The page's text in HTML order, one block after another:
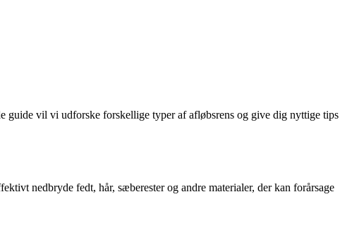
guide vil vi udforske forskellige typer af afløbsrens og give dig nyttige tips
nedbryde fedt, hår, sæberester og andre materialer, der kan forårsage